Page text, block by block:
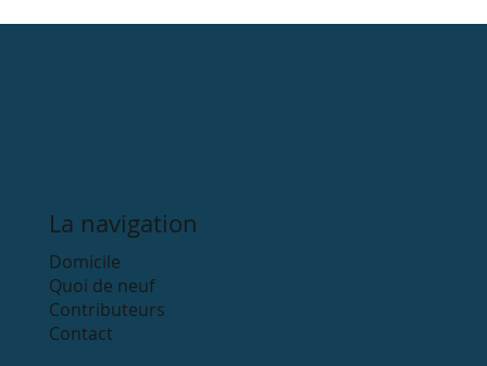
La navigation
Domicile
Quoi de neuf
Contributeurs
Contact